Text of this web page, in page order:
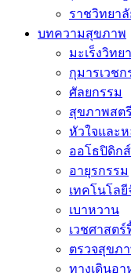
ราชวิทยา
บทความสุขภาพ
มะเร็งวิทยา
กุมารเวชก
ศัลยกรรม
สุขภาพสตรี
หัวใจและ
ออโธปิดิกส์
อายุรกรรม
เทคโนโล
เบาหวาน
เวชศาสต
ตรวจสุขภ
ทางเดินอ